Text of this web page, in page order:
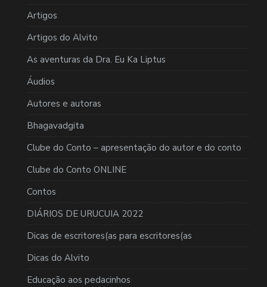
Artigos
Artigos do Alvito
As aventuras da Dra. Eu Ka Liptus
Áudios
Autores e autoras
Bhagavadgita
Clube do Conto – apresentação do autor e do conto
Clube do Conto ONLINE
Contos
DIÁRIOS DE URUCUIA 2022
Dicas de escritores(as para escritores(as
Dicas do Alvito
Educação aos pedacinhos